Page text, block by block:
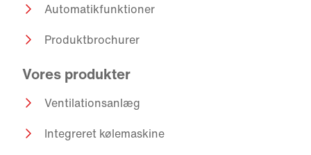
Automatikfunktioner
Produktbrochurer
Vores produkter
Ventilationsanlæg
Integreret kølemaskine